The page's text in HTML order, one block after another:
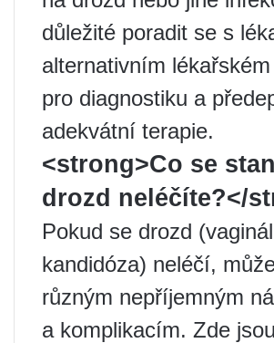
důležité poradit se s
alternativním
pro diagnostiku a
adekvátní terapie.
<strong>Co se
drozd neléčíte?</
Pokud se drozd
kandidóza) neléčí,
různým nepříjemným
a komplikacím. Zde